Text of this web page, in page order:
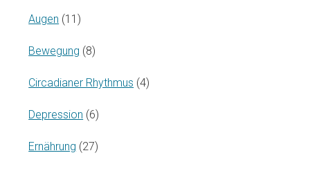
Augen (11)
Bewegung (8)
Circadianer Rhythmus (4)
Depression (6)
Ernährung (27)